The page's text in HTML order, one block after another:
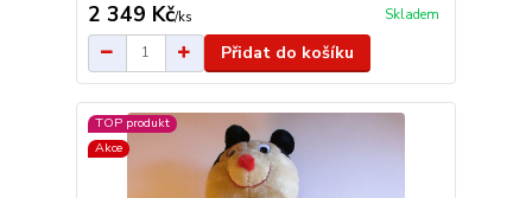
2 349 Kč/ks Skladem
Přidat do košíku
TOP produkt
Akce